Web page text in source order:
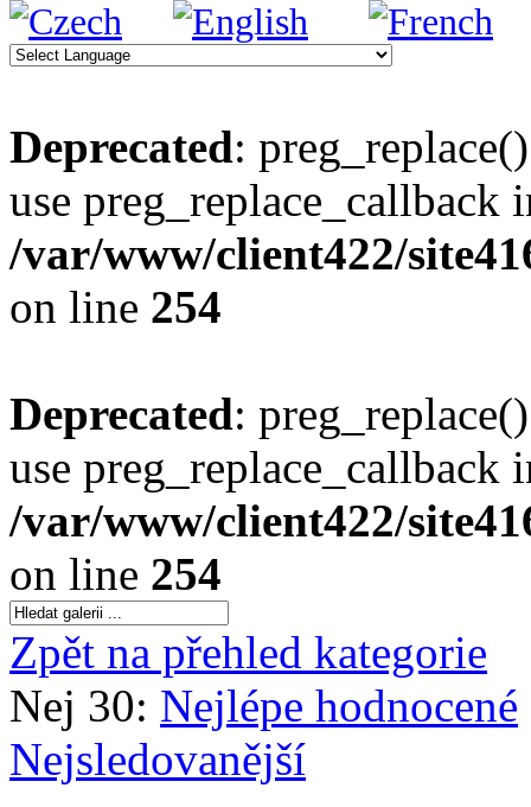
Deprecated:
use preg_replace_callback
/var/www/client422/
on line 254
Deprecated:
use preg_replace_callback
/var/www/client422/
on line 254
Zpět na přehled kategorie
Nej 30: Nejlépe hodnocené
Nejsledovanější